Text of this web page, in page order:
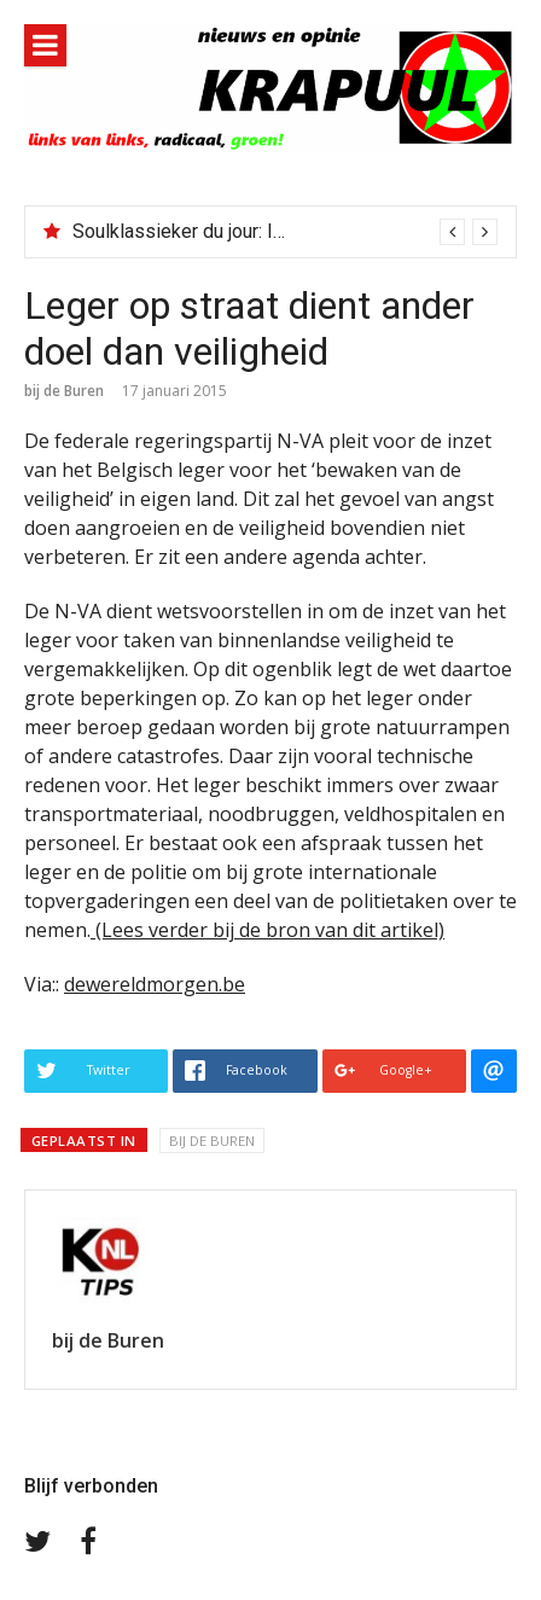
inhoud
Soulklassieker du jour: I Wish It Would Rain
Leger op straat dient ander
doel dan veiligheid
bij de Buren 17 januari 2015
De federale regeringspartij N-VA pleit voor de inzet
van het Belgisch leger voor het ‘bewaken van de
veiligheid’ in eigen land. Dit zal het gevoel van angst
doen aangroeien en de veiligheid bovendien niet
verbeteren. Er zit een andere agenda achter.
De N-VA dient wetsvoorstellen in om de inzet van het
leger voor taken van binnenlandse veiligheid te
vergemakkelijken. Op dit ogenblik legt de wet daartoe
grote beperkingen op. Zo kan op het leger onder
meer beroep gedaan worden bij grote natuurrampen
of andere catastrofes. Daar zijn vooral technische
redenen voor. Het leger beschikt immers over zwaar
transportmateriaal, noodbruggen, veldhospitalen en
personeel. Er bestaat ook een afspraak tussen het
leger en de politie om bij grote internationale
topvergaderingen een deel van de politietaken over te
nemen. (Lees verder bij de bron van dit artikel)
Via:: dewereldmorgen.be
Twitter Facebook Google+
GEPLAATST IN BIJ DE BUREN
bij de Buren
Blijf verbonden
Volg